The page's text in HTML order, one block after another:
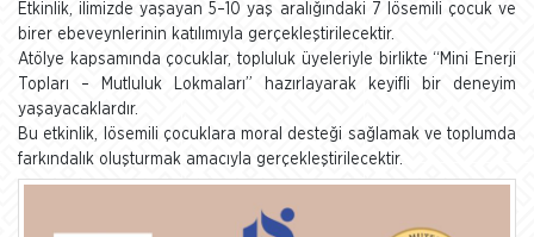
Etkinlik, ilimizde yaşayan 5–10 yaş aralığındaki 7 lösemili çocuk ve
birer ebeveynlerinin katılımıyla gerçekleştirilecektir.
Atölye kapsamında çocuklar, topluluk üyeleriyle birlikte “Mini Enerji
Topları – Mutluluk Lokmaları” hazırlayarak keyifli bir deneyim
yaşayacaklardır.
Bu etkinlik, lösemili çocuklara moral desteği sağlamak ve toplumda
farkındalık oluşturmak amacıyla gerçekleştirilecektir.